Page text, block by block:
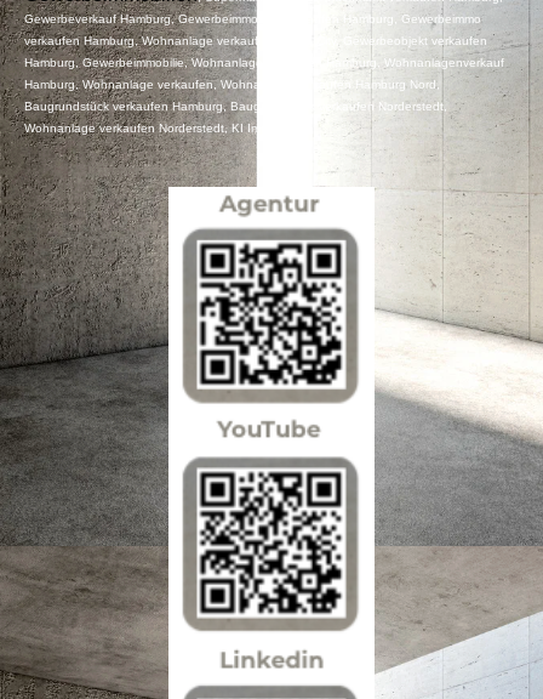
Gewerbeverkauf Hamburg, Gewerbeimmobilie verkaufen Hamburg, Gewerbeimmo
verkaufen Hamburg, Wohnanlage verkauf Hamburg City, Gewerbeobjekt verkaufen
Hamburg, Gewerbeimmobilie, Wohnanlage verkaufen Hamburg, Wohnanlagenverkauf
Hamburg, Wohnanlage verkaufen, Wohnanlage verkaufen Hamburg Nord,
Baugrundstück verkaufen Hamburg, Baugrundstück verkaufen Norderstedt,
Wohnanlage verkaufen Norderstedt, KI Immobilien